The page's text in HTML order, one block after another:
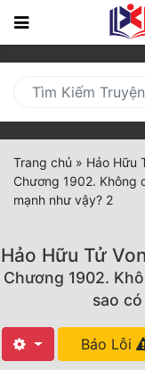
Trang
Mới
Cập
Nhật
(current)
Truyện Mới Ra
Hoàn Thành
Trang chủ » Hảo Hữu
Chương 1902. Không
mạnh như vậy? 2
Hảo Hữu Tử
Chương 1902.
sao
Báo Lỗi